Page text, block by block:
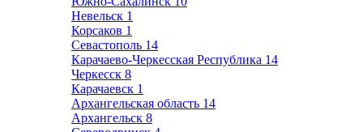
Невельск 1
Корсаков 1
Севастополь 14
Карачаево-Черкесская Республика 14
Черкесск 8
Карачаевск 1
Архангельская область 14
Архангельск 8